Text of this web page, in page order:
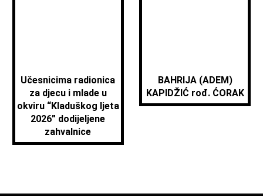
Učesnicima radionica
za djecu i mlade u
okviru “Kladuškog ljeta
2026” dodijeljene
zahvalnice
BAHRIJA (ADEM)
KAPIDŽIĆ rođ. ĆORAK